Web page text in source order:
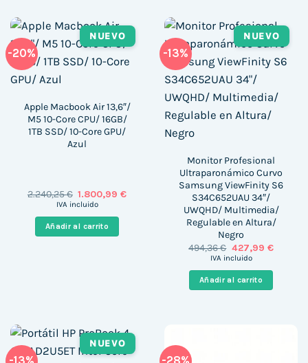
-20%
NUEVO
Apple Macbook Air 13,6″/
M5 10-Core CPU/ 16GB/
1TB SSD/ 10-Core GPU/
Azul
2.240,25€ El
precio
era:
2.240,25 €.
1.800,99€El
IVA incluido
Añadir al carrito
-13%
NUEVO
Monitor Profesional
Ultraparonámico Curvo
Samsung ViewFinity S6
S34C652UAU 34″/
UWQHD/ Multimedia/
Regulable en Altura/
Negro
494,36€ El
precio
era:
494,36 €.
427,99 €El
es:
427,99
IVA incluido
Añadir al carrito
NUEVO